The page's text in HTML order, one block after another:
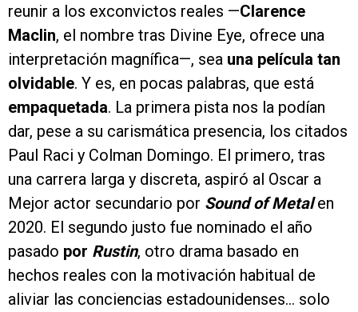
reunir a los exconvictos reales —Clarence
Maclin, el nombre tras Divine Eye, ofrece una
interpretación magnífica—, sea una película tan
olvidable. Y es, en pocas palabras, que está
empaquetada. La primera pista nos la podían
dar, pese a su carismática presencia, los citados
Paul Raci y Colman Domingo. El primero, tras
una carrera larga y discreta, aspiró al Oscar a
Mejor actor secundario por Sound of Metalen
2020. El segundo justo fue nominado el año
pasado por Rustin, otro drama basado en
hechos reales con la motivación habitual de
aliviar las conciencias estadounidenses… solo